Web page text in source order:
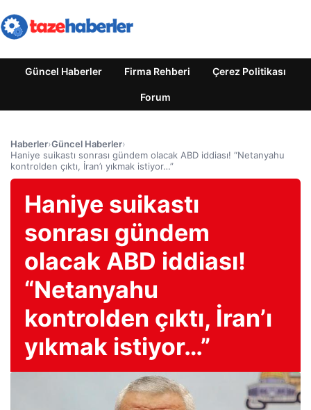
Güncel Haberler Firma Rehberi Çerez Politikası
Forum
Haberler›Güncel Haberler›
Haniye suikastı sonrası gündem olacak ABD iddiası! “Netanyahu
kontrolden çıktı, İran’ı yıkmak istiyor…”
Haniye suikastı
sonrası gündem
olacak ABD iddiası!
“Netanyahu
kontrolden çıktı, İran’ı
yıkmak istiyor…”